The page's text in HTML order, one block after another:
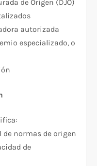
de Origen (DJO)
autorizada
especializado, o
normas de origen
de